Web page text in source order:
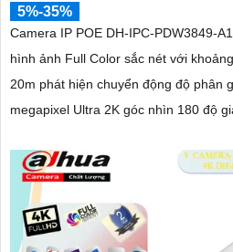
5%-35%
Camera IP POE DH-IPC-PDW3849-
hình ảnh Full Color sắc nét với
20m phát hiện chuyển động độ phân
megapixel Ultra 2K góc nhìn 180 độ